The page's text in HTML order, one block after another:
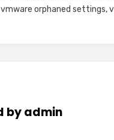
vmware orphaned settings,
byadmin